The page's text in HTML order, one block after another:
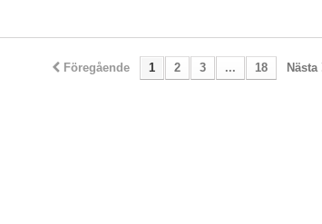
Föregående 1 2 3 ... 18 Nästa